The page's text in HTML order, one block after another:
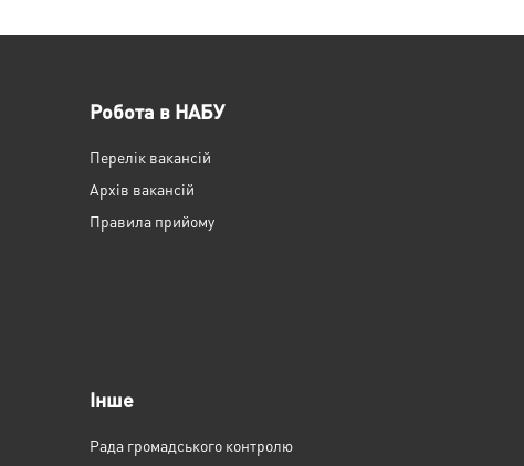
Робота в НАБУ
Перелік вакансій
Архів вакансій
Правила прийому
Інше
Рада громадського контролю